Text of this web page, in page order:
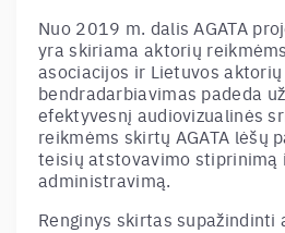
Nuo 2019 m. dalis AGATA
yra skiriama aktorių
asociacijos ir Lietuvos
bendradarbiavimas padeda
efektyvesnį audiovizualinės
reikmėms skirtų AGATA lėšų
teisių atstovavimo stiprinimą
administravimą.
Renginys skirtas supažindinti